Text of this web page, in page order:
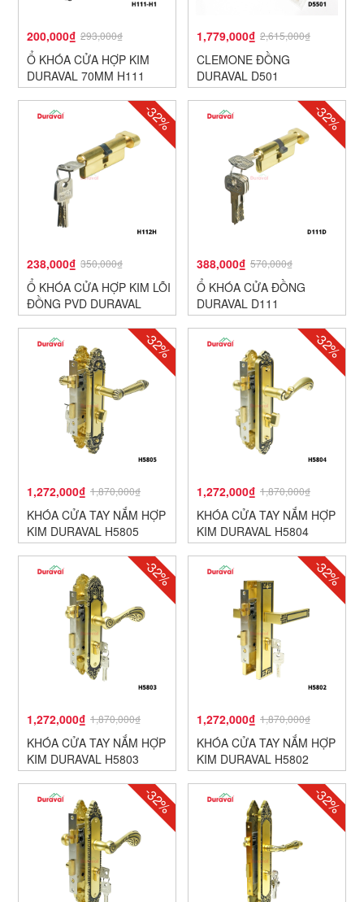
200,000₫ 293,000₫
Ổ KHÓA CỬA HỢP KIM
DURAVAL 70MM H111
1,779,000₫ 2,615,000₫
CLEMONE ĐỒNG
DURAVAL D501
-32%
238,000₫ 350,000₫
Ổ KHÓA CỬA HỢP KIM LÕI
ĐỒNG PVD DURAVAL
H112
-32%
388,000₫ 570,000₫
Ổ KHÓA CỬA ĐỒNG
DURAVAL D111
-32%
1,272,000₫ 1,870,000₫
KHÓA CỬA TAY NẮM HỢP
KIM DURAVAL H5805
-32%
1,272,000₫ 1,870,000₫
KHÓA CỬA TAY NẮM HỢP
KIM DURAVAL H5804
-32%
1,272,000₫ 1,870,000₫
KHÓA CỬA TAY NẮM HỢP
KIM DURAVAL H5803
-32%
1,272,000₫ 1,870,000₫
KHÓA CỬA TAY NẮM HỢP
KIM DURAVAL H5802
-32% -32%